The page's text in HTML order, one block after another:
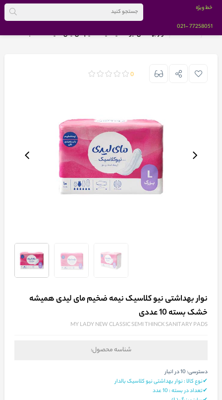
خط ویژه
77258051
-021
خانه
BRANDS نوار بهداشتی نیو کلاسیک نیمه ضخیم مای لیدی همیشه خشک بسته 10 عددی
نوار بهداشتی نیو کلاسیک نیمه ضخیم مای لیدی همیشه
خشک بسته 10 عددی
MY LADY NEW CLASSIC SEMI THINCK SANITARY PADS
شناسه محصول:
دسترسی:10 در انبار
✔نوع کالا : نوار بهداشتی نیو کلاسیک بالدار
✔تعداد در بسته : 10 عدد
0